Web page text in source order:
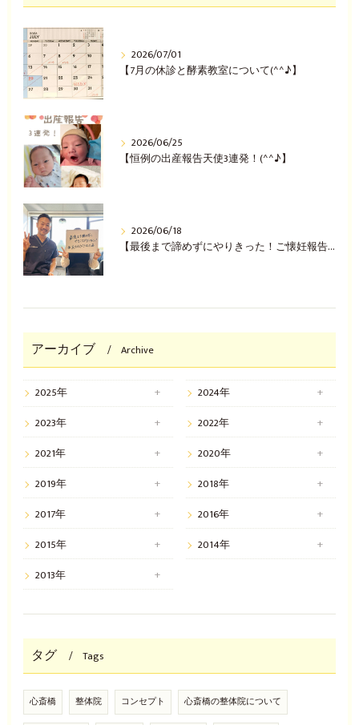
2026/07/01
【7月の休診と酵素教室について(^^♪】
2026/06/25
【恒例の出産報告天使3連発！(^^♪】
2026/06/18
【最後まで諦めずにやりきった！ご懐妊報告(^^♪】
アーカイブ Archive
2025年
2024年
2023年
2022年
2021年
2020年
2019年
2018年
2017年
2016年
2015年
2014年
2013年
タグ Tags
心斎橋 整体院 コンセプト 心斎橋の整体院について